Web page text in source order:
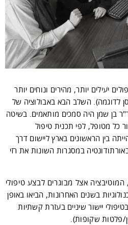
יעילים יותר, מהירים ונוחים יותר
לדוגמה). השלב הבא באבולוציה של
בן שמן היה סמכים מותאמים. בשיטה
כל מטופל, לפי תכנית טיפול
בין הראשונים בארץ ליישום דרך
במסגרות השונות את רזי
אצל מבוגרים לבצע טיפולי
בשנים האחרונות, הביאו באופן
יישור שיניים בעזרת קשתיות
פלטות שקופות).